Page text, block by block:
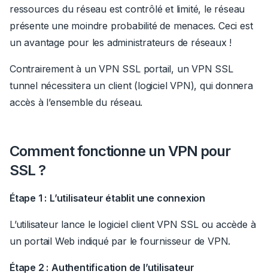
ressources du réseau est contrôlé et limité, le réseau
présente une moindre probabilité de menaces. Ceci est
un avantage pour les administrateurs de réseaux !
Contrairement à un VPN SSL portail, un VPN SSL
tunnel nécessitera un client (logiciel VPN), qui donnera
accès à l’ensemble du réseau.
Comment fonctionne un VPN pour
SSL ?
Étape 1 : L’utilisateur établit une connexion
L’utilisateur lance le logiciel client VPN SSL ou accède à
un portail Web indiqué par le fournisseur de VPN.
Étape 2 : Authentification de l’utilisateur